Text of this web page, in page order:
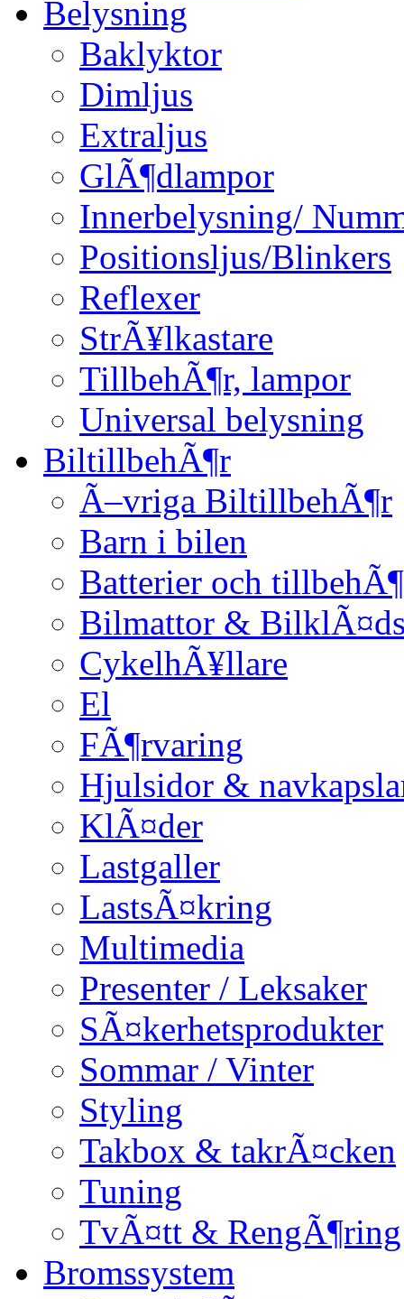
Belysning
Baklyktor
Dimljus
Extraljus
GlÃ¶dlampor
Innerbelysning/
Positionsljus/Blinkers
Reflexer
StrÃ¥lkastare
TillbehÃ¶r, lampor
Universal belysning
BiltillbehÃ¶r
Ã–vriga BiltillbehÃ¶r
Barn i bilen
Batterier och
Bilmattor &
CykelhÃ¥llare
El
FÃ¶rvaring
Hjulsidor &
KlÃ¤der
Lastgaller
LastsÃ¤kring
Multimedia
Presenter / Leksaker
SÃ¤kerhetsprodukter
Sommar / Vinter
Styling
Takbox & takrÃ¤cken
Tuning
TvÃ¤tt & RengÃ¶ring
Bromssystem